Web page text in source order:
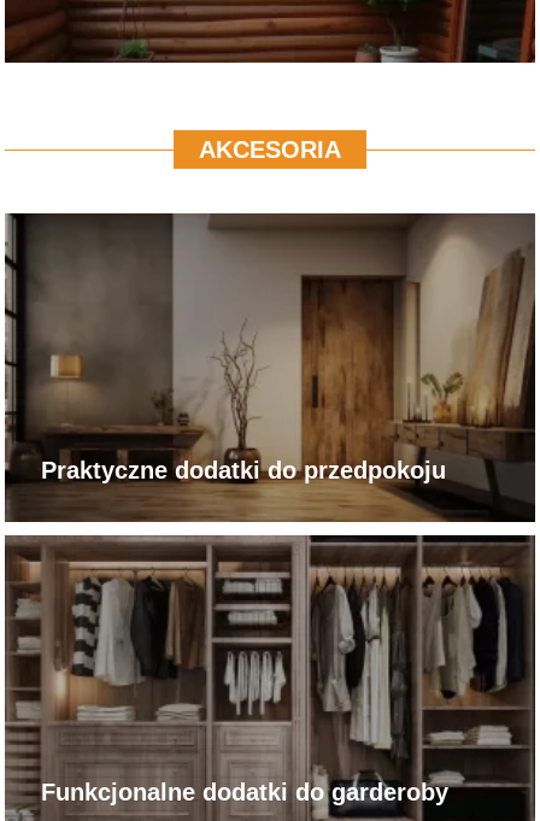
swojego ogrodu?
AKCESORIA
Praktyczne dodatki do przedpokoju
Funkcjonalne dodatki do garderoby